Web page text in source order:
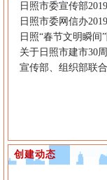
日照市委宣传部
日照市委网信办
日照“春节文明瞬间
关于日照市建市30
宣传部、组织部联
创建动态